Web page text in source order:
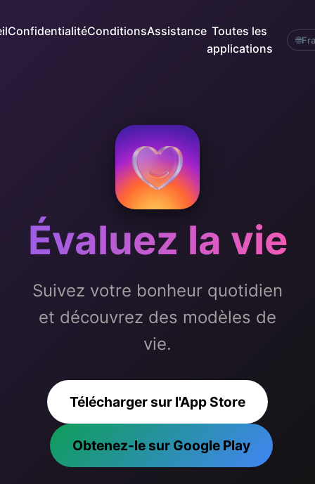
ConfidentialitéConditionsAssistance Toutes les
applications
🌐
Évaluez la vie
Suivez votre bonheur quotidien
et découvrez des modèles de
vie.
Télécharger sur l'App Store
Obtenez-le sur Google Play